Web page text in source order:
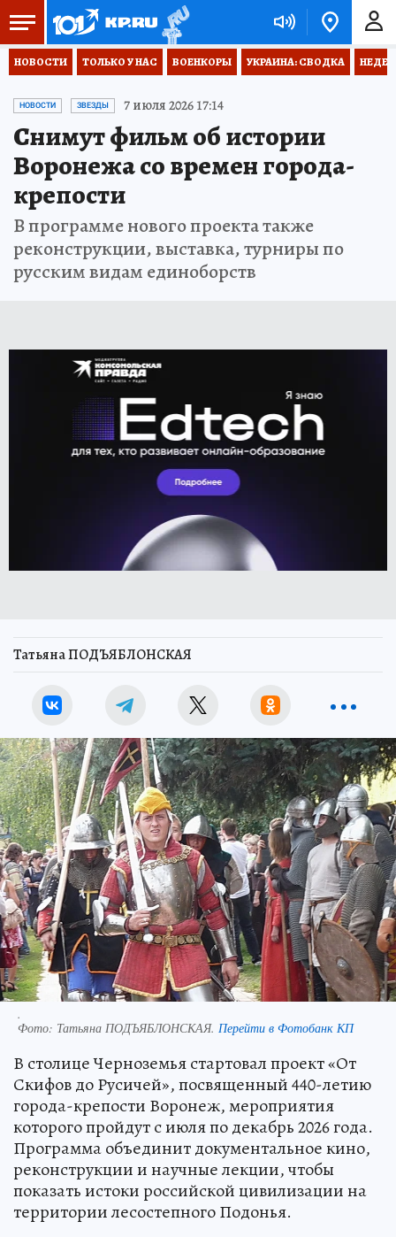
НОВОСТИ ТОЛЬКО У НАС ВОЕНКОРЫ УКРАИНА: СВОДКА
НОВОСТИ ЗВЕЗДЫ 7 июля 2026 17:14
Снимут фильм об истории
Воронежа со времен города-
крепости
В программе нового проекта также
реконструкции, выставка, турниры по
русским видам единоборств
Татьяна ПОДЪЯБЛОНСКАЯ
.
Фото: Татьяна ПОДЪЯБЛОНСКАЯ. Перейти в Фотобанк КП
В столице Черноземья стартовал проект «От
Скифов до Русичей», посвященный 440-летию
города-крепости Воронеж, мероприятия
которого пройдут с июля по декабрь 2026 года.
Программа объединит документальное кино,
реконструкции и научные лекции, чтобы
показать истоки российской цивилизации на
территории лесостепного Подонья.